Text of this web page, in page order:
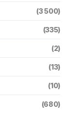
(3 500)
(335)
(2)
(13)
(10)
(680)